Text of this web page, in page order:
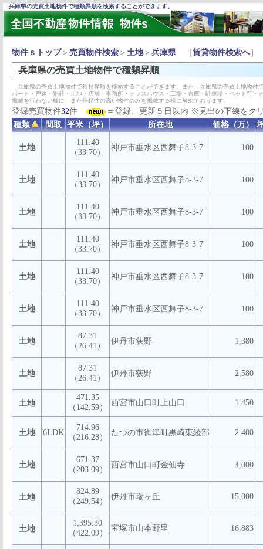
兵庫県の売買土地物件で種類昇順を検索することができます。
物件ｓトップ＞ 売買物件検索 ＞ 土地＞ 兵庫県［賃貸物件検索へ］
兵庫県の売買土地物件で種類昇順
兵庫県の売買土地物件で種類昇順を検索することができます。また、兵庫県の売買土地物
パート・戸建・別荘・土地・店舗・事務所・テラスハウス・工場・倉庫・駐車場・ペット可
掲載を行わない様に、また信頼性の高い物件のみを掲載する様に努めております。
登録売買物件32件
＝登録、更新５日以内 ※見出の下線をク
種類
間取 平米（坪） 所在地 価格（万）
土地
111.40
（33.70）
神戸市垂水区西舞子8-3-7 100
土地
111.40
（33.70）
神戸市垂水区西舞子8-3-7 100
土地
111.40
（33.70）
神戸市垂水区西舞子8-3-7 100
土地
111.40
（33.70）
神戸市垂水区西舞子8-3-7 100
土地
111.40
（33.70）
神戸市垂水区西舞子8-3-7 100
土地
111.40
（33.70）
神戸市垂水区西舞子8-3-7 100
土地
87.31
（26.41）
伊丹市荻野 1,380
土地
87.31
（26.41）
伊丹市荻野 2,580
土地
471.35
（142.59）
西宮市山口町上山口 1,450
土地 6LDK
714.96
（216.28）
たつの市御津町黒崎東綾部 2,400
土地
671.37
（203.09）
西宮市山口町金仙寺 4,000
土地
824.89
（249.54）
伊丹市瑞ヶ丘 15,000
土地
1,395.30
（422.09）
宝塚市山本野里 16,883